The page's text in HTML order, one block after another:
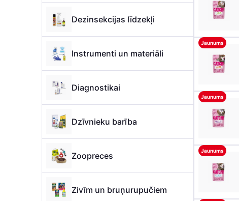
Dezinsekcijas līdzekļi
Instrumenti un materiāli
Diagnostikai
Dzīvnieku barība
Zoopreces
Zivīm un bruņurupučiem
Jaunums
Jaunums
Jaunums